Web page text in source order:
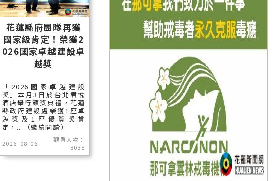
花蓮縣府團隊再獲
國家級肯定！榮獲2
026國家卓越建設卓
越獎
「2026國家卓越建設
獎」本月3日於台北君悅
酒店舉行頒獎典禮，花蓮
縣政府建設處榮獲1座卓
越獎及1座優質獎肯
定，...（繼續閱讀）
2026-08-06
觀看人次：
8038